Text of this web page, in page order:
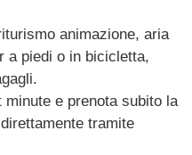
animazione, aria
a piedi o in bicicletta,
e prenota subito la
tramite